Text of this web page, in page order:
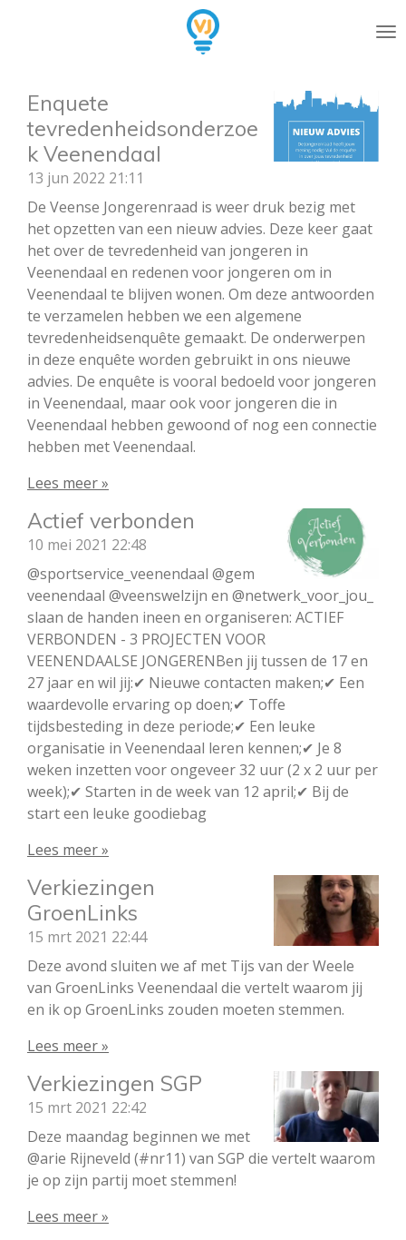
hoofdinhoud
Enquete
tevredenheidsonderzoe
k Veenendaal
13 jun 2022 21:11
De Veense Jongerenraad is weer druk bezig met
het opzetten van een nieuw advies. Deze keer gaat
het over de tevredenheid van jongeren in
Veenendaal en redenen voor jongeren om in
Veenendaal te blijven wonen. Om deze antwoorden
te verzamelen hebben we een algemene
tevredenheidsenquête gemaakt. De onderwerpen
in deze enquête worden gebruikt in ons nieuwe
advies. De enquête is vooral bedoeld voor jongeren
in Veenendaal, maar ook voor jongeren die in
Veenendaal hebben gewoond of nog een connectie
hebben met Veenendaal.
Lees meer »
Actief verbonden
10 mei 2021 22:48
@sportservice_veenendaal @gem
veenendaal @veenswelzijn en @netwerk_voor_jou_
slaan de handen ineen en organiseren: ACTIEF
VERBONDEN - 3 PROJECTEN VOOR
VEENENDAALSE JONGERENBen jij tussen de 17 en
27 jaar en wil jij:✔ Nieuwe contacten maken;✔ Een
waardevolle ervaring op doen;✔ Toffe
tijdsbesteding in deze periode;✔ Een leuke
organisatie in Veenendaal leren kennen;✔ Je 8
weken inzetten voor ongeveer 32 uur (2 x 2 uur per
week);✔ Starten in de week van 12 april;✔ Bij de
start een leuke goodiebag
Lees meer »
Verkiezingen
GroenLinks
15 mrt 2021 22:44
Deze avond sluiten we af met Tijs van der Weele
van GroenLinks Veenendaal die vertelt waarom jij
en ik op GroenLinks zouden moeten stemmen.
Lees meer »
Verkiezingen SGP
15 mrt 2021 22:42
Deze maandag beginnen we met
@arie Rijneveld (#nr11) van SGP die vertelt waarom
je op zijn partij moet stemmen!
Lees meer »